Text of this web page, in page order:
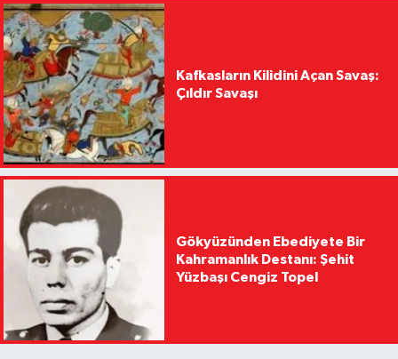
Kafkasların Kilidini Açan Savaş:
Çıldır Savaşı
Gökyüzünden Ebediyete Bir
Kahramanlık Destanı: Şehit
Yüzbaşı Cengiz Topel